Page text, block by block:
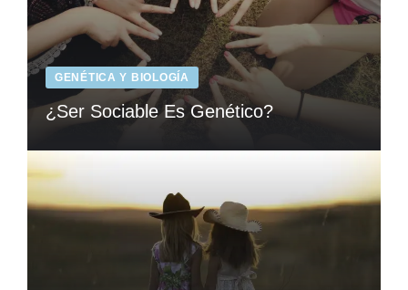
GENÉTICA Y BIOLOGÍA
¿Ser Sociable Es Genético?